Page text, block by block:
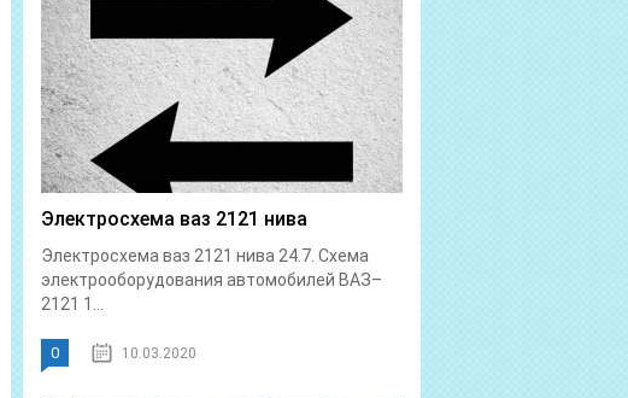
Электросхема ваз 2121 нива
Электросхема ваз 2121 нива 24.7. Схема
электрооборудования автомобилей ВАЗ–
2121 1...
0 10.03.2020